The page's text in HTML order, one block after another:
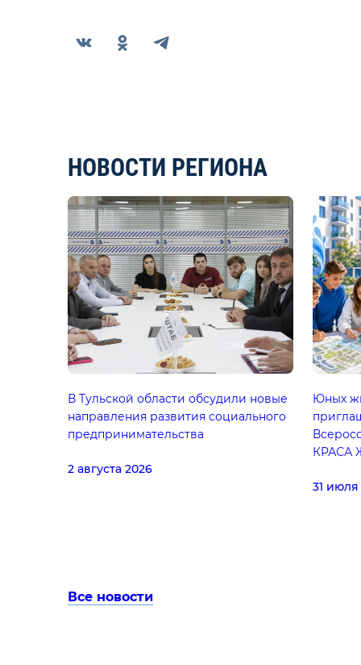
НОВОСТИ РЕГИОНА
В Тульской области обсудили новые
направления развития социального
предпринимательства
2 августа 2026
Юных
КРАСА
31 июля
Все новости